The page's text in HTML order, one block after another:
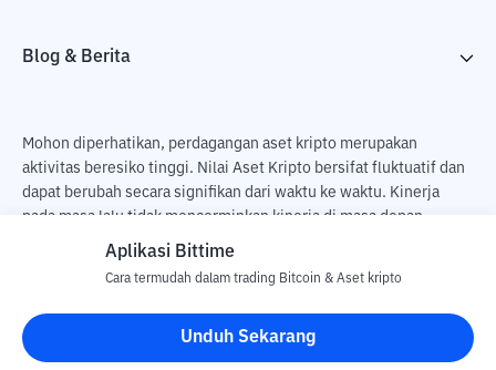
Blog & Berita
Mohon diperhatikan, perdagangan aset kripto merupakan
aktivitas beresiko tinggi. Nilai Aset Kripto bersifat fluktuatif dan
dapat berubah secara signifikan dari waktu ke waktu. Kinerja
pada masa lalu tidak mencerminkan kinerja di masa depan.
Terdapat risiko kehilangan sebagai dampak dari membeli dan
pengguna. PT Utama Aset Digital Indonesia (Bittime) tidak
bertanggung jawab atas perubahan fluktuasi dari nilai tukar Aset
Kripto.
Aplikasi Bittime
Cara termudah dalam trading Bitcoin & Aset kripto
Unduh Sekarang